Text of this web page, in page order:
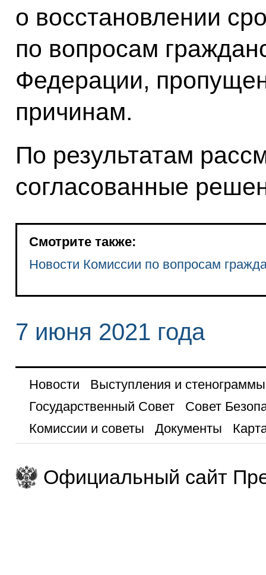
о восстановлении
по вопросам
Федерации,
причинам.
По результатам
согласованные
Смотрите также:
Новости Комиссии по вопросам
7 июня 2021 года
Новости
Выступления и стенограммы
Государственный Совет
Совет
Комиссии и советы
Документы
Официальный сайт